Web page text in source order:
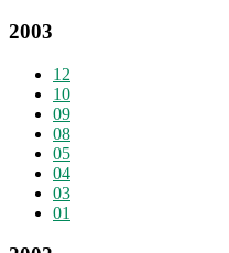
2003
12
10
09
08
05
04
03
01